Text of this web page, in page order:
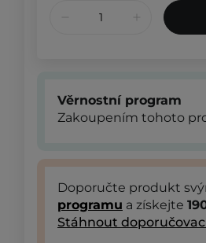
Věrnostní program
Zakoupením tohoto
Doporučte produkt
programu a získejte
Stáhnout